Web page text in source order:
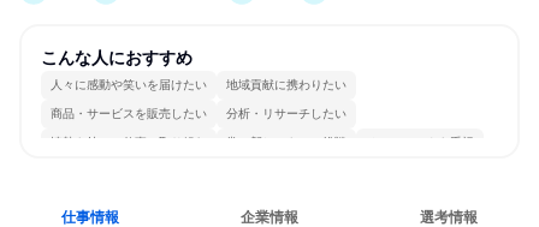
こんな人におすすめ
人々に感動や笑いを届けたい 地域貢献に携わりたい
商品・サービスを販売したい 分析・リサーチしたい
情熱を持って仕事に取り組む 常に新しいものに挑戦 チームワークを重視
仕事情報 企業情報 選考情報